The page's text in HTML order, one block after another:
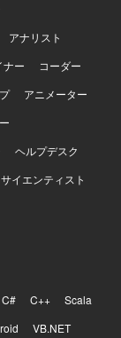
アナリスト
ナー
コーダー
アニメーター
ヘルプデスク
イエンティスト
C# C++
Scala
VB.NET